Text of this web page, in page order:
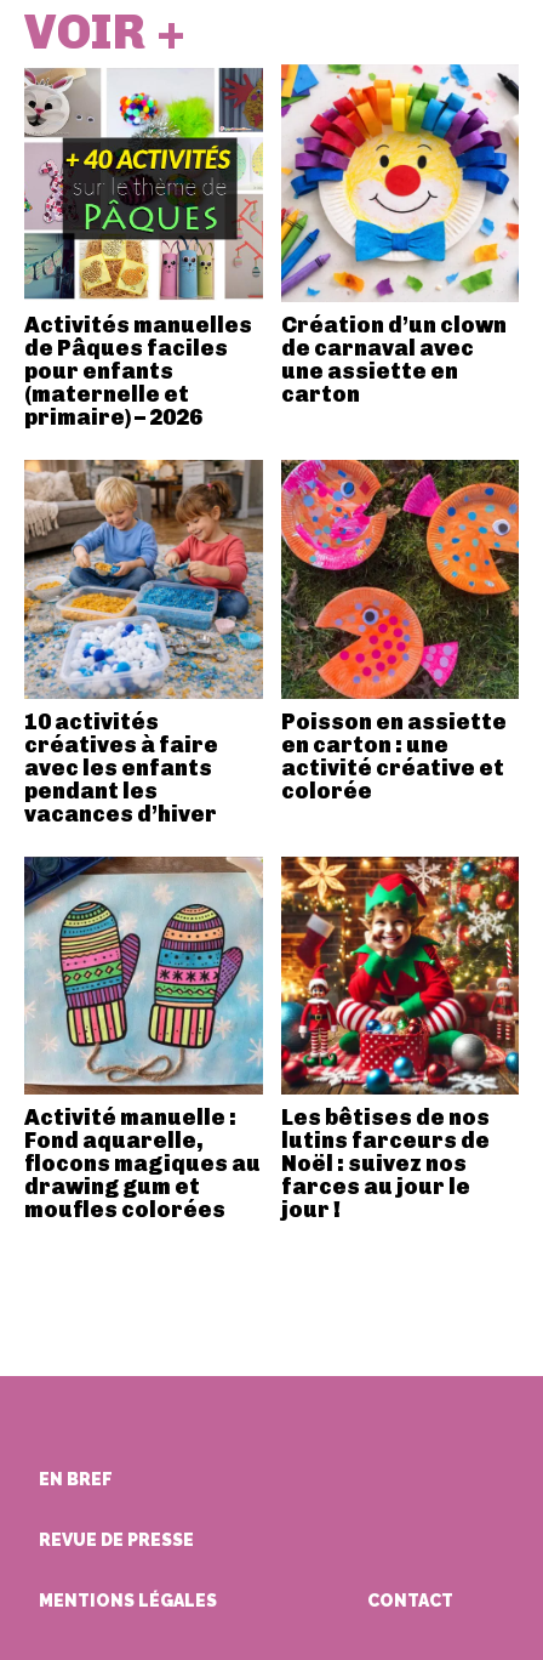
VOIR +
Activités manuelles
de Pâques faciles
pour enfants
(maternelle et
primaire) – 2026
Création d’un clown
de carnaval avec
une assiette en
carton
10 activités
créatives à faire
avec les enfants
pendant les
vacances d’hiver
Poisson en assiette
en carton : une
activité créative et
colorée
Activité manuelle :
Fond aquarelle,
flocons magiques au
drawing gum et
moufles colorées
Les bêtises de nos
lutins farceurs de
Noël : suivez nos
farces au jour le
jour !
EN BREF
REVUE DE PRESSE
MENTIONS LÉGALES CONTACT